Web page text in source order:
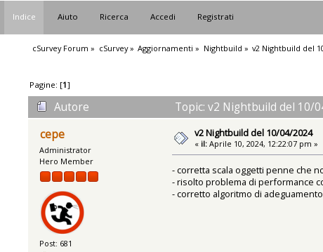
Indice Aiuto Ricerca Accedi Registrati
cSurvey Forum » cSurvey» Aggiornamenti » Nightbuild » v2 Nightbuild del
Pagine: [1]
Autore
Topic: v2 Nightbuild del 10/
cepe
Administrator
Hero Member
Post: 681
v2 Nightbuild del 10/04/2024
« il: Aprile 10, 2024, 12:22:07 pm »
- corretta scala oggetti penne che
- risolto problema di performance
- corretto algoritmo di